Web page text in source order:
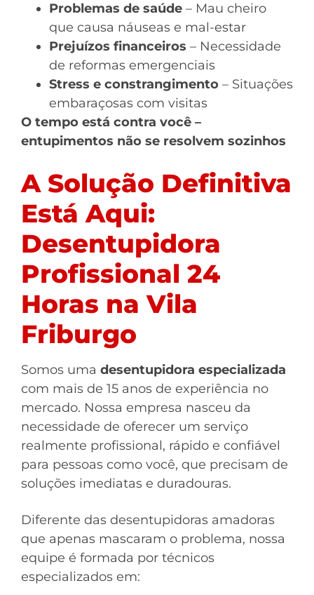
Problemas de saúde – Mau cheiro
que causa náuseas e mal-estar
Prejuízos financeiros – Necessidade
de reformas emergenciais
Stress e constrangimento – Situações
embaraçosas com visitas
O tempo está contra você –
entupimentos não se resolvem sozinhos
A Solução Definitiva
Está Aqui:
Desentupidora
Profissional 24
Horas na Vila
Friburgo
Somos uma desentupidora especializada
com mais de 15 anos de experiência no
mercado. Nossa empresa nasceu da
necessidade de oferecer um serviço
realmente profissional, rápido e confiável
para pessoas como você, que precisam de
soluções imediatas e duradouras.
Diferente das desentupidoras amadoras
que apenas mascaram o problema, nossa
equipe é formada por técnicos
especializados em: